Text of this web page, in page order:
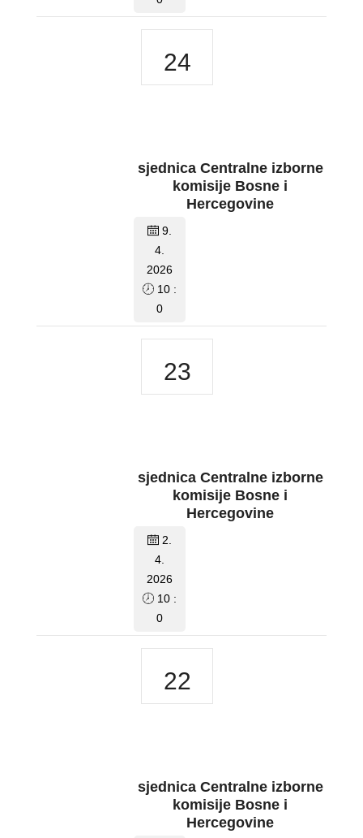
24
sjednica Centralne izborne
komisije Bosne i
Hercegovine
9.
4.
2026
10 :
0
23
sjednica Centralne izborne
komisije Bosne i
Hercegovine
2.
4.
2026
10 :
0
22
sjednica Centralne izborne
komisije Bosne i
Hercegovine